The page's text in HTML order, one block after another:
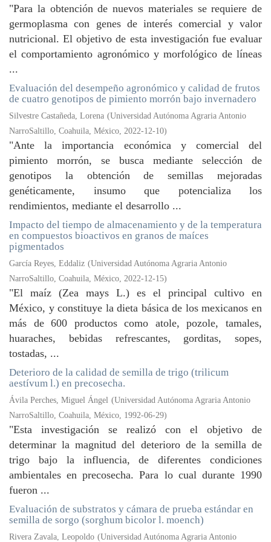
"Para la obtención de nuevos materiales se requiere de
germoplasma con genes de interés comercial y valor
nutricional. El objetivo de esta investigación fue evaluar
el comportamiento agronómico y morfológico de líneas
...
Evaluación del desempeño agronómico y calidad de frutos
de cuatro genotipos de pimiento morrón bajo invernadero
Silvestre Castañeda, Lorena (Universidad Autónoma Agraria Antonio
NarroSaltillo, Coahuila, México, 2022-12-10)
"Ante la importancia económica y comercial del
pimiento morrón, se busca mediante selección de
genotipos la obtención de semillas mejoradas
genéticamente, insumo que potencializa los
rendimientos, mediante el desarrollo ...
Impacto del tiempo de almacenamiento y de la temperatura
en compuestos bioactivos en granos de maíces
pigmentados
García Reyes, Eddaliz (Universidad Autónoma Agraria Antonio
NarroSaltillo, Coahuila, México, 2022-12-15)
"El maíz (Zea mays L.) es el principal cultivo en
México, y constituye la dieta básica de los mexicanos en
más de 600 productos como atole, pozole, tamales,
huaraches, bebidas refrescantes, gorditas, sopes,
tostadas, ...
Deterioro de la calidad de semilla de trigo (trilicum
aestívum l.) en precosecha.
Ávila Perches, Miguel Ángel (Universidad Autónoma Agraria Antonio
NarroSaltillo, Coahuila, México, 1992-06-29)
"Esta investigación se realizó con el objetivo de
determinar la magnitud del deterioro de la semilla de
trigo bajo la influencia, de diferentes condiciones
ambientales en precosecha. Para lo cual durante 1990
fueron ...
Evaluación de substratos y cámara de prueba estándar en
semilla de sorgo (sorghum bicolor l. moench)
Rivera Zavala, Leopoldo (Universidad Autónoma Agraria Antonio